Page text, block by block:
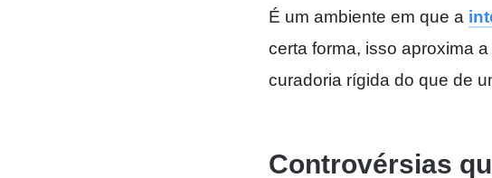
É um ambiente em que a
certa forma, isso aproxima
curadoria rígida do que de
Controvérsias